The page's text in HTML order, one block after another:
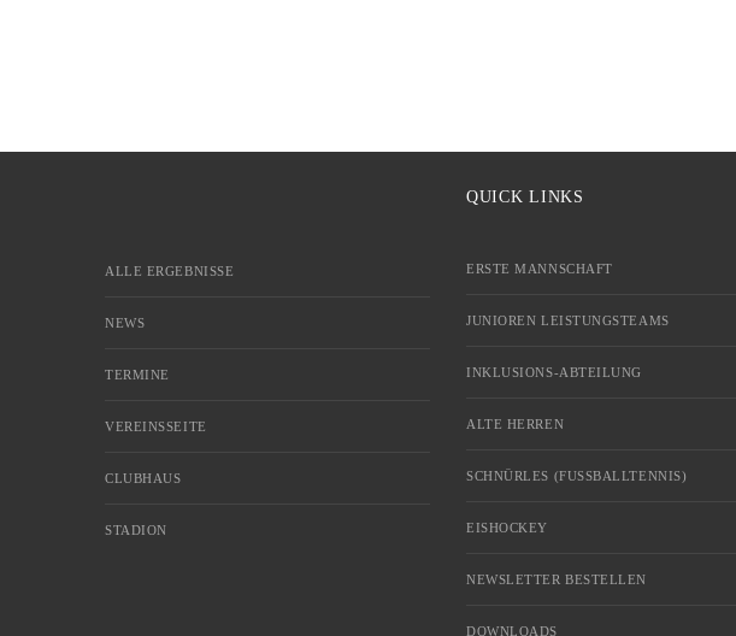
ALLE ERGEBNISSE
NEWS
TERMINE
VEREINSSEITE
CLUBHAUS
STADION
QUICK LINKS
ERSTE MANNSCHAFT
JUNIOREN LEISTUNGSTEAMS
INKLUSIONS-ABTEILUNG
ALTE HERREN
SCHNÜRLES (FUSSBALLTENNIS)
EISHOCKEY
NEWSLETTER BESTELLEN
DOWNLOADS